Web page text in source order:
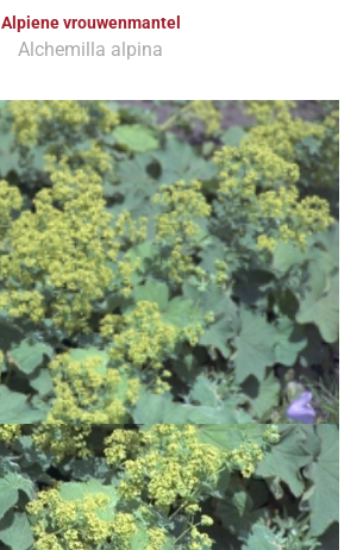
Alpiene vrouwenmantel
Alchemilla alpina